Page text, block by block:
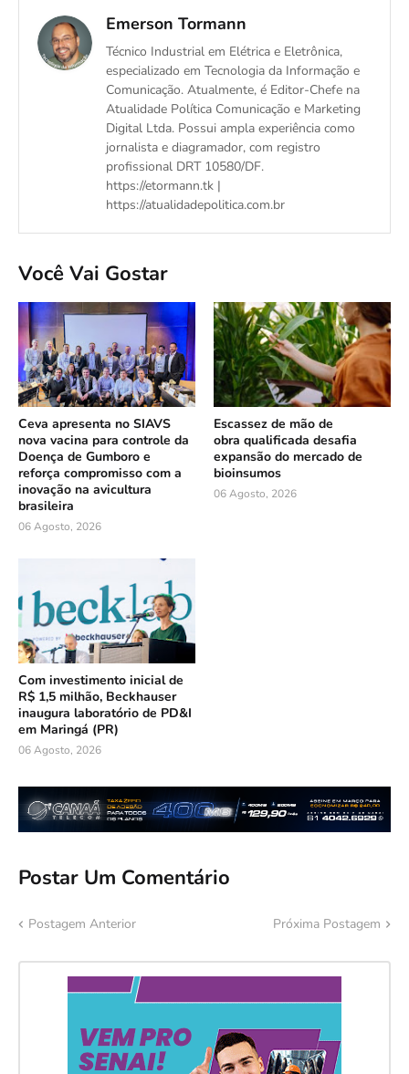
Emerson Tormann
Técnico Industrial em Elétrica e Eletrônica,
especializado em Tecnologia da Informação e
Comunicação. Atualmente, é Editor-Chefe na
Atualidade Política Comunicação e Marketing
Digital Ltda. Possui ampla experiência como
jornalista e diagramador, com registro
profissional DRT 10580/DF.
https://etormann.tk |
https://atualidadepolitica.com.br
Você Vai Gostar
Ceva apresenta no SIAVS
nova vacina para controle da
Doença de Gumboro e
reforça compromisso com a
inovação na avicultura
brasileira
06 Agosto, 2026
Escassez de mão de
obra qualificada desafia
expansão do mercado de
bioinsumos
06 Agosto, 2026
Com investimento inicial de
R$ 1,5 milhão, Beckhauser
inaugura laboratório de PD&I
em Maringá (PR)
06 Agosto, 2026
Postar Um Comentário
Postagem Anterior Próxima Postagem